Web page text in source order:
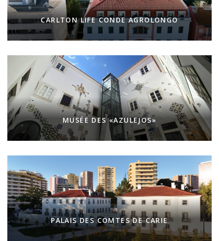
CARLTON LIFE CONDE AGROLONGO
MUSÉE DES «AZULEJOS»
PALAIS DES COMTES DE CARIE